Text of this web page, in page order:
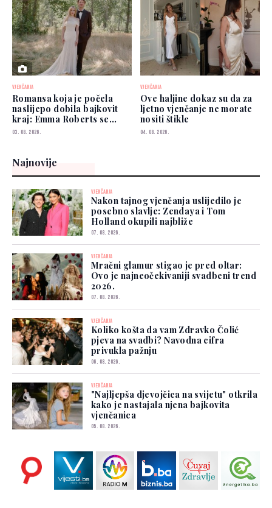
VJENČANJA
Romansa koja je počela
naslijepo dobila bajkovit
kraj: Emma Roberts se
udala
03. 08. 2026.
VJENČANJA
Ove haljine dokaz su da za
ljetno vjenčanje ne morate
nositi štikle
04. 08. 2026.
Najnovije
VJENČANJA
Nakon tajnog vjenčanja uslijedilo je
posebno slavlje: Zendaya i Tom
Holland okupili najbliže
07. 08. 2026.
VJENČANJA
Mračni glamur stigao je pred oltar:
Ovo je najneočekivaniji svadbeni trend
2026.
07. 08. 2026.
VJENČANJA
Koliko košta da vam Zdravko Čolić
pjeva na svadbi? Navodna cifra
privukla pažnju
06. 08. 2026.
VJENČANJA
"Najljepša djevojčica na svijetu" otkrila
kako je nastajala njena bajkovita
vjenčanica
05. 08. 2026.